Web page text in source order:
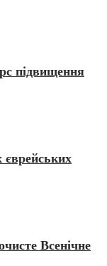
підвищення
Всенічне